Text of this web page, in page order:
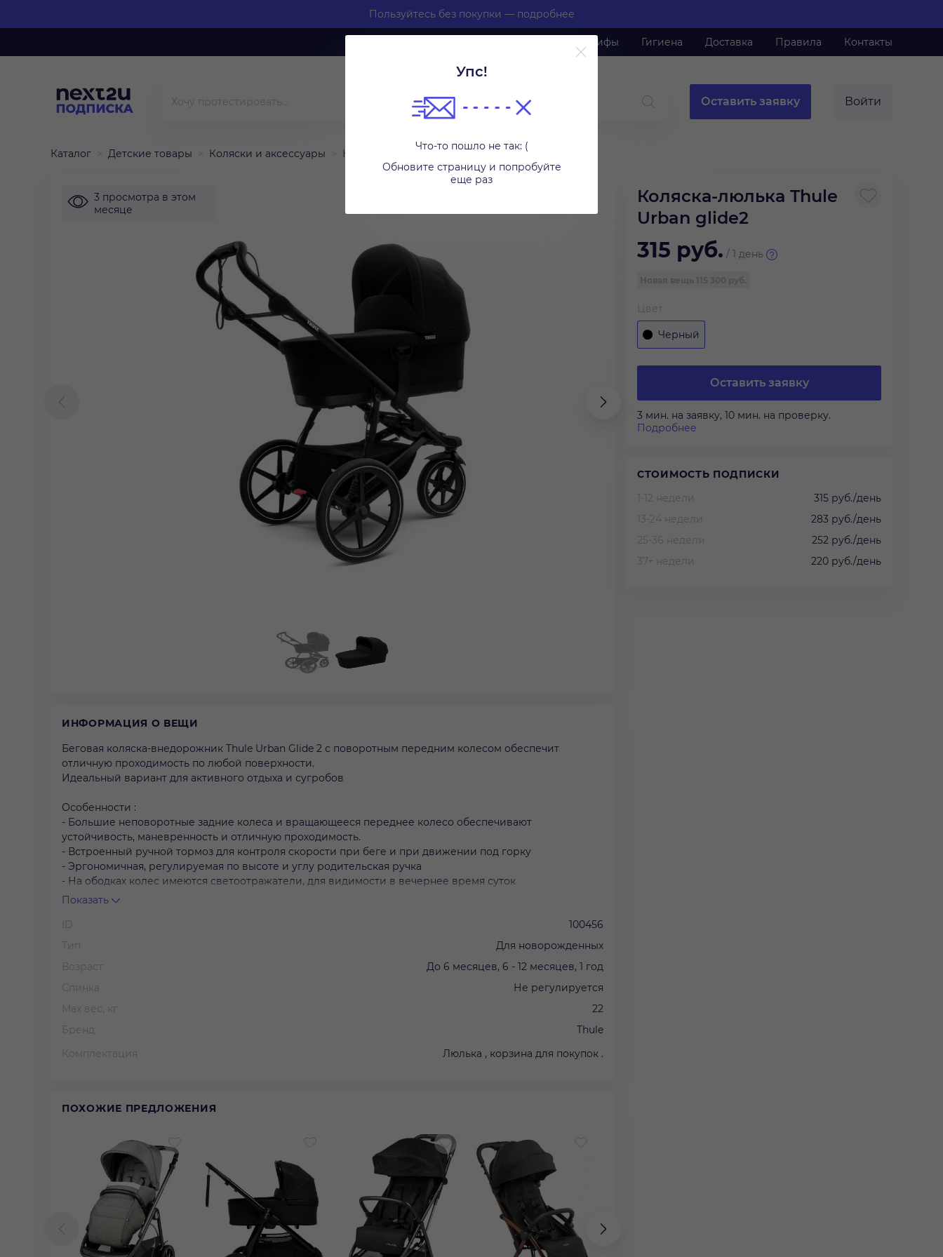
Пользуйтесь без покупки — подробнее
Тарифы Гигиена Доставка Правила Контакты
Оставить заявку Войти
Упс!
Что-то пошло не так: (
Обновите страницу и попробуйте
еще раз
Каталог Детские товары Коляски и аксессуары Коляски
3 просмотра в этом
месяце
ИНФОРМАЦИЯ О ВЕЩИ
Беговая коляска-внедорожник Thule Urban Glide 2 с поворотным передним колесом обеспечит
отличную проходимость по любой поверхности.
Идеальный вариант для активного отдыха и сугробов
Особенности :
- Большие неповоротные задние колеса и вращающееся переднее колесо обеспечивают
устойчивость, маневренность и отличную проходимость.
- Встроенный ручной тормоз для контроля скорости при беге и при движении под горку
- Эргономичная, регулируемая по высоте и углу родительская ручка
- На ободках колес имеются светоотражатели, для видимости в вечернее время суток
Размер в разложенном виде, см:: 104,5*102*69
Размер в сложенном виде, см:: 87*34*69
Показать
ID
100456
Тип
Для новорожденных
Возраст
До 6 месяцев, 6 - 12 месяцев, 1 год
Спинка
Не регулируется
Max вес, кг
22
Бренд
Thule
Комплектация
Люлька , корзина для покупок .
ПОХОЖИЕ ПРЕДЛОЖЕНИЯ
Коляска-люлька Thule
Urban glide2
315 руб. / 1 день
Цвет
Черный
Оставить заявку
3 мин. на заявку, 10 мин. на проверку.
Подробнее
СТОИМОСТЬ ПОДПИСКИ
1-12 недели
315 руб./день
13-24 недели
283 руб./день
25-36 недели
252 руб./день
37+ недели
220 руб./день